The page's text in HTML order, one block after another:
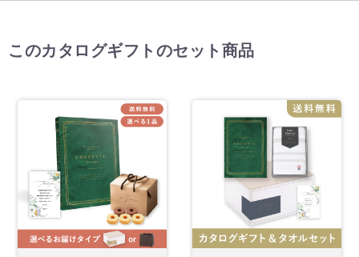
このカタログギフトのセット商品